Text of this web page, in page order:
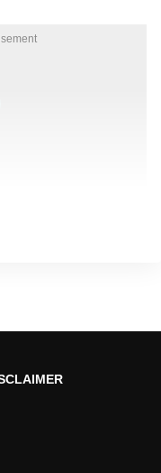
के ऐतिहासिक बुनकरी